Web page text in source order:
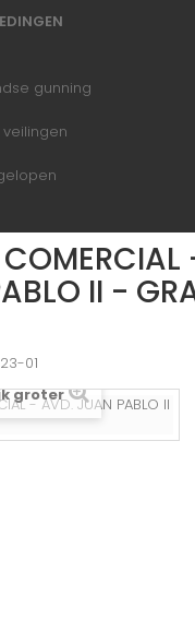
gunning
II -
01
groter